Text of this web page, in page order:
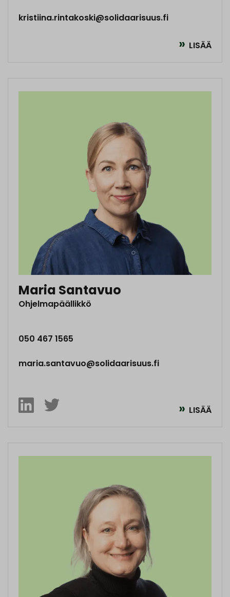
kristiina.rintakoski@solidaarisuus.fi
LISÄÄ
Maria Santavuo
Ohjelmapäällikkö
050 467 1565
maria.santavuo@solidaarisuus.fi
LISÄÄ